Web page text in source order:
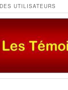
UTILISATEURS